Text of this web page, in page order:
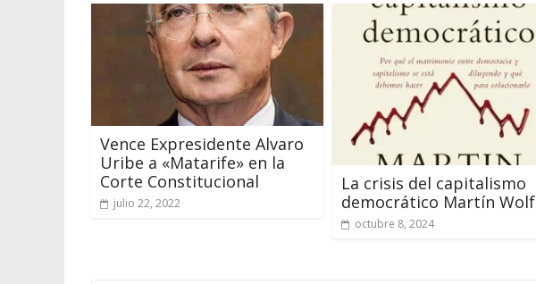
Vence Expresidente Alvaro
Uribe a «Matarife» en la
Corte Constitucional
julio 22, 2022
La crisis del capitalismo
democrático Martín Wolf
octubre 8, 2024